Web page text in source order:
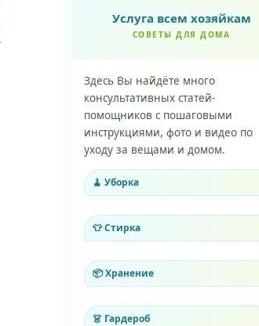
Услуга всем хозяйкам
СОВЕТЫ ДЛЯ ДОМА
Здесь Вы найдёте много
консультативных статей-
помощников с пошаговыми
инструкциями, фото и видео по
уходу за вещами и домом.
🧹 Уборка
👕 Стирка
📦 Хранение
👗 Гардероб